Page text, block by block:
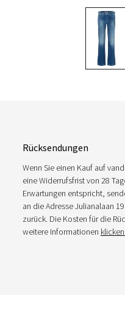
Rücksendungen
Wenn Sie einen Kauf auf
eine Widerrufsfrist von 28
Erwartungen entspricht,
an die Adresse Julianalaan
zurück. Die Kosten für die
weitere Informationen